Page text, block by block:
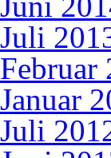
Juli
Februar
Januar
Juli